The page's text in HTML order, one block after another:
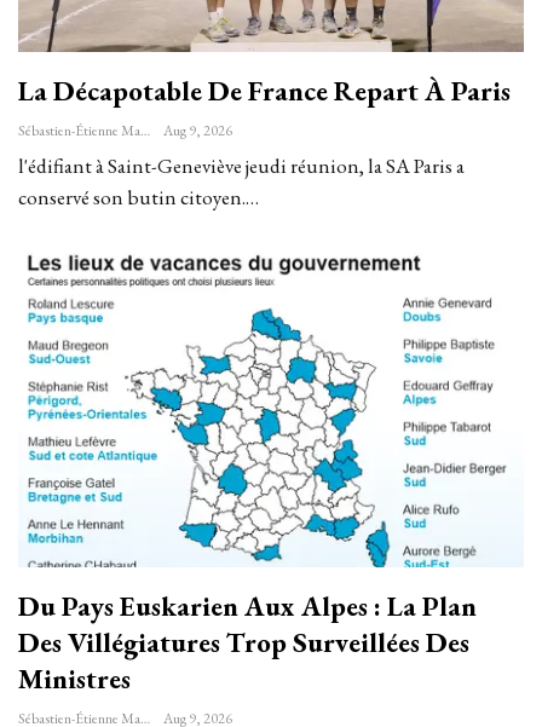
La Décapotable De France Repart À Paris
Sébastien-Étienne Marechal Aug 9, 2026
l'édifiant à Saint-Geneviève jeudi réunion, la SA Paris a
conservé son butin citoyen.…
Du Pays Euskarien Aux Alpes : La Plan
Des Villégiatures Trop Surveillées Des
Ministres
Sébastien-Étienne Marechal Aug 9, 2026